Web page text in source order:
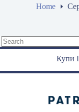
Home
No
Купи